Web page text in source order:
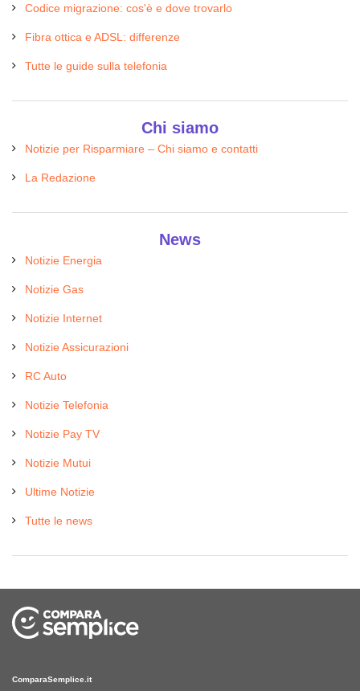
Codice migrazione: cos'è e dove trovarlo
Fibra ottica e ADSL: differenze
Tutte le guide sulla telefonia
Chi siamo
Notizie per Risparmiare – Chi siamo e contatti
La Redazione
News
Notizie Energia
Notizie Gas
Notizie Internet
Notizie Assicurazioni
RC Auto
Notizie Telefonia
Notizie Pay TV
Notizie Mutui
Ultime Notizie
Tutte le news
ComparaSemplice.it